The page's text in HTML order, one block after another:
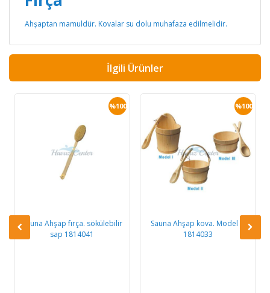
Ahşaptan mamuldür. Kovalar su dolu muhafaza edilmelidir.
İlgili Ürünler
%100
Sauna Ahşap fırça. sökülebilir
sap 1814041
%100
Sauna Ahşap kova. Model III
1814033